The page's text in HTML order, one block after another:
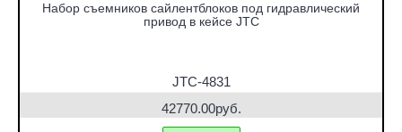
Набор съемников сайлентблоков под гидравлический
привод в кейсе JTC
JTC-4831
42770.00руб.